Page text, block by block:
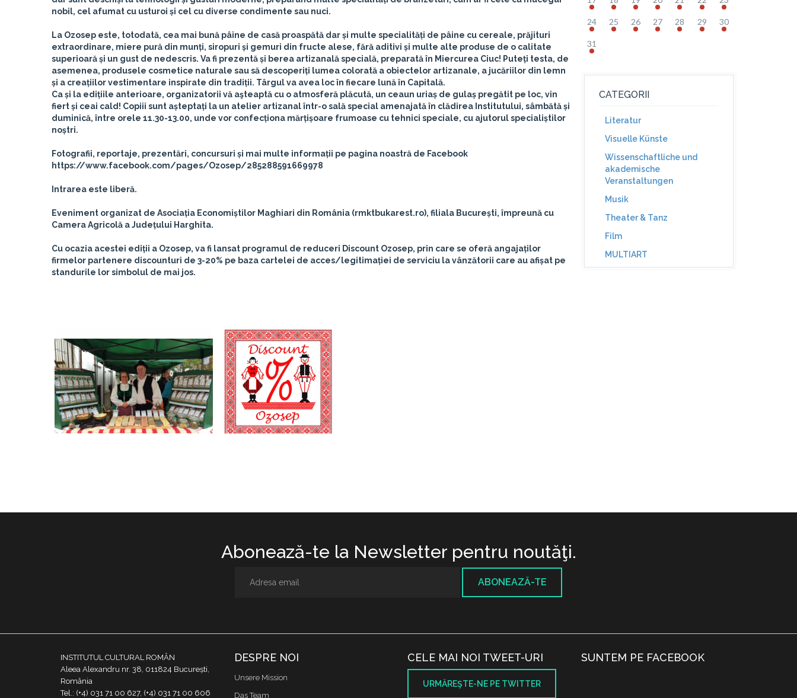
nobil, cel afumat cu usturoi și cel cu diverse condimente sau nuci.
La Ozosep este, totodată, cea mai bună pâine de casă proaspătă dar și multe specialități de pâine cu cereale, prăjituri
extraordinare, miere pură din munți, siropuri și gemuri din fructe alese, fără aditivi și multe alte produse de o calitate
superioară și un gust de nedescris. Va fi prezentă și berea artizanală specială, preparată în Miercurea Ciuc! Puteți testa, de
asemenea, produsele cosmetice naturale sau să descoperiți lumea colorată a obiectelor artizanale, a jucăriilor din lemn
și a creațiilor vestimentare inspirate din tradiții. Târgul va avea loc în fiecare lună în Capitală.
Ca și la edițiile anterioare, organizatorii vă aşteaptă cu o atmosferă plăcută, un ceaun uriaș de gulaș pregătit pe loc, vin
fiert și ceai cald! Copiii sunt așteptați la un atelier artizanal într-o sală special amenajată în clădirea Institutului, sâmbătă și
duminică, între orele 11.30-13.00, unde vor confecționa mărțișoare frumoase cu tehnici speciale, cu ajutorul specialiștilor
noștri.
Fotografii, reportaje, prezentări, concursuri și mai multe informații pe pagina noastră de Facebook
https://www.facebook.com/pages/Ozosep/285288591669978
Intrarea este liberă.
Eveniment organizat de Asociația Economiștilor Maghiari din România (rmktbukarest.ro), filiala București, împreună cu
Camera Agricolă a Județului Harghita.
Cu ocazia acestei ediții a Ozosep, va fi lansat programul de reduceri Discount Ozosep, prin care se oferă angajaților
firmelor partenere discounturi de 3-20% pe baza cartelei de acces/legitimației de serviciu la vânzătorii care au afișat pe
standurile lor simbolul de mai jos.
24 25 26 27 28 29 30
31
CATEGORII
Literatur
Visuelle Künste
Wissenschaftliche und
akademische
Veranstaltungen
Musik
Theater & Tanz
Film
MULTIART
Abonează-te la Newsletter pentru noutăţi.
ABONEAZĂ-TE
INSTITUTUL CULTURAL ROMÂN
Aleea Alexandru nr. 38, 011824 București,
România
Tel.: (+4) 031 71 00 627, (+4) 031 71 00 606
DESPRE NOI
Unsere Mission
Das Team
CELE MAI NOI TWEET-URI
URMĂREŞTE-NE PE TWITTER
SUNTEM PE FACEBOOK